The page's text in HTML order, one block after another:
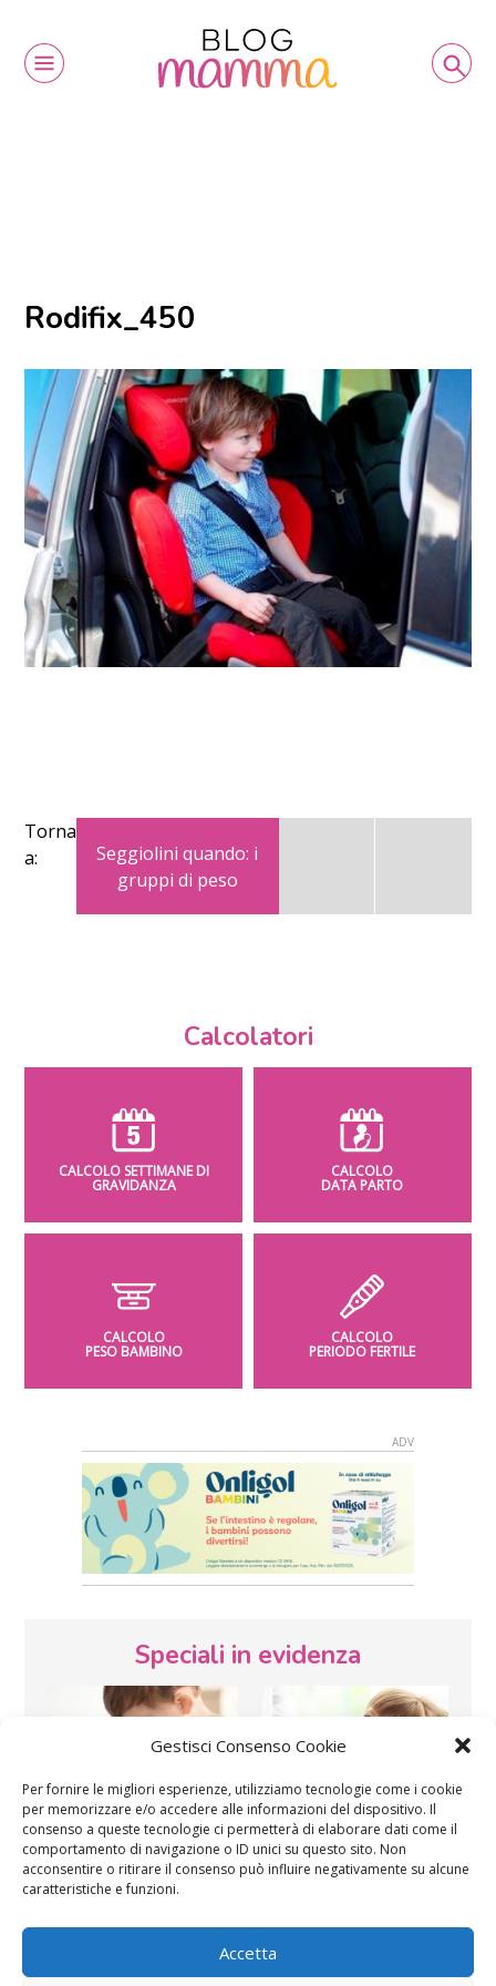
Gestisci Consenso Cookie
Per fornire le migliori esperienze, utilizziamo tecnologie come i cookie
per memorizzare e/o accedere alle informazioni del dispositivo. Il
consenso a queste tecnologie ci permetterà di elaborare dati come il
comportamento di navigazione o ID unici su questo sito. Non
acconsentire o ritirare il consenso può influire negativamente su alcune
caratteristiche e funzioni.
Accetta
Rodifix_450
Torna
a:
Seggiolini quando: i
gruppi di peso
Calcolatori
CALCOLO SETTIMANE DI
GRAVIDANZA
CALCOLO
DATA PARTO
CALCOLO
PESO BAMBINO
CALCOLO
PERIODO FERTILE
Speciali in evidenza
Vaccini SOS Pediatra